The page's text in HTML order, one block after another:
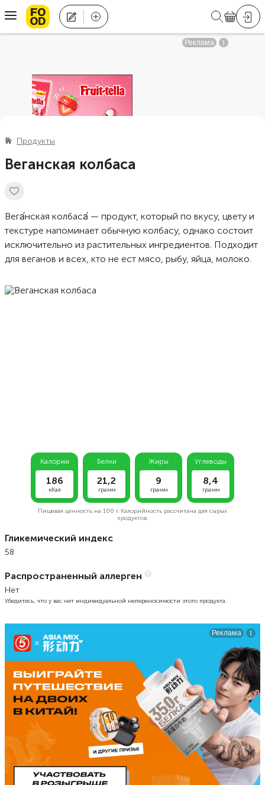
Продукты
Веганская колбаса
Вега́нская колбаса́ — продукт, который по вкусу, цвету и
текстуре напоминает обычную колбасу, однако состоит
исключительно из растительных ингредиентов. Подходит
для веганов и всех, кто не ест мясо, рыбу, яйца, молоко.
Калории
186
кКал
Белки
21,2
грамм
Жиры
9
грамм
Углеводы
8,4
грамм
Пищевая ценность на 100 г. Калорийность рассчитана для сырых
продуктов.
Гликемический индекс
58
Распространенный аллерген
Нет
Убедитесь, что у вас нет индивидуальной непереносимости этого продукта.